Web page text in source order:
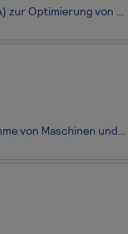
Analyse von Bewegungsabläufen in Produktionsprozessen (in Siemens S5, S7, TIA) zur Optimierung von Abläufen sowie bei Bedarf in Zusammenarbeit mit weiteren Kolleg*innenAnalyse technischer Probleme und Arbeitsaufträgen in Bezug auf elektrische SystemeEigenständige Fehleranalyse sowie Lösungserarbeitu
Mechanische und mechatronische Montage, Demontage und Wiederinbetriebnahme von Maschinen und ProduktionsanlagenInstallation, Verdrahtung und Funktionsprüfung mechatronischer Baugruppen, Sensorik, Aktorik und AntriebstechnikAnalyse von technischen Problemen an mechanischen, pneumatischen und elektris